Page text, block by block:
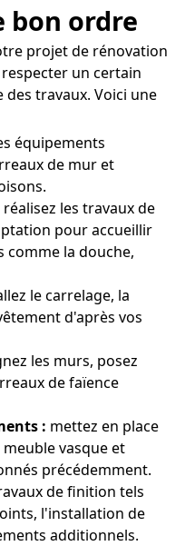
bon ordre
projet de rénovation
un certain
travaux. Voici une
équipements
de mur et
réalisez les travaux de
pour accueillir
comme la douche,
le carrelage, la
d'après vos
les murs, posez
de faïence
: mettez en place
vasque et
précédemment.
de finition tels
l'installation de
additionnels.